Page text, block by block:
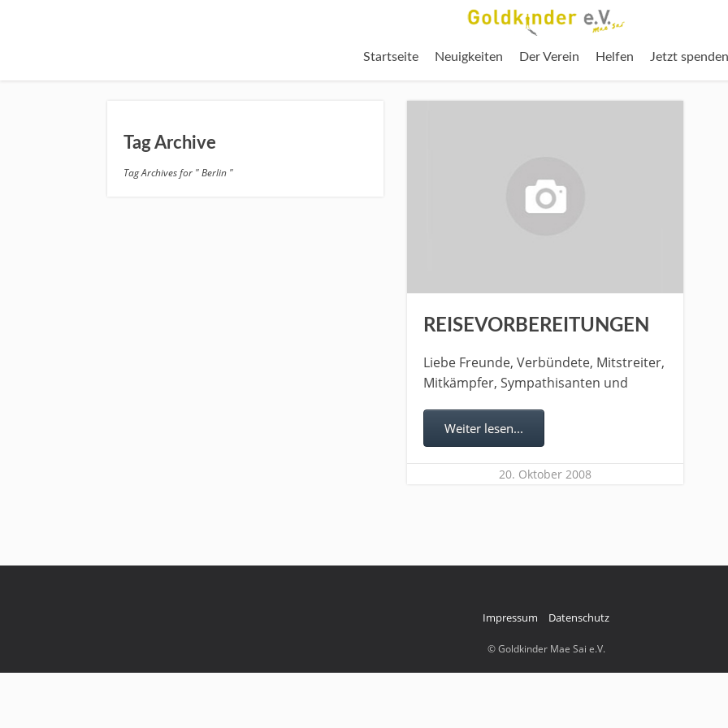
Startseite Neuigkeiten Der Verein Helfen Jetzt spenden
Tag Archive
Tag Archives for " Berlin "
REISEVORBEREITUNGEN
Liebe Freunde, Verbündete, Mitstreiter,
Mitkämpfer, Sympathisanten und
Weiter lesen...
20. Oktober 2008
Impressum Datenschutz
© Goldkinder Mae Sai e.V.